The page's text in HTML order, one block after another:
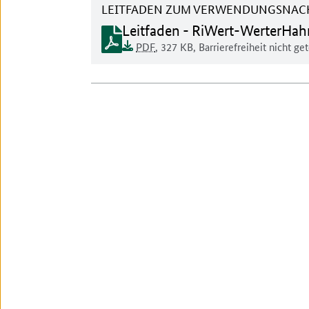
LEITFADEN ZUM
Dokument zum runterladen:
Leitfaden - RiWert-
Dokumentenformat:
PDFDokumentengröße:
, 327 KB
Barrierefreiheit:
Dieses Dokument ist auf
, Barrierefreiheit nicht